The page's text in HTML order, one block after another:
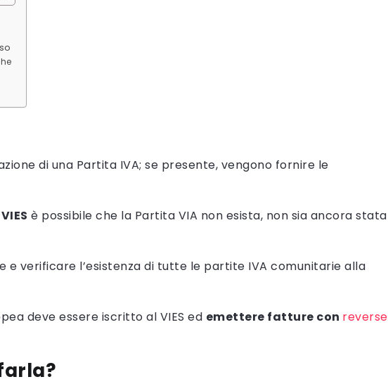
di una Partita IVA; se presente, vengono fornire le
è possibile che la Partita VIA non esista, non sia ancora stata
e verificare l’esistenza di tutte le partite IVA comunitarie alla
deve essere iscritto al VIES ed emettere fatture con reverse